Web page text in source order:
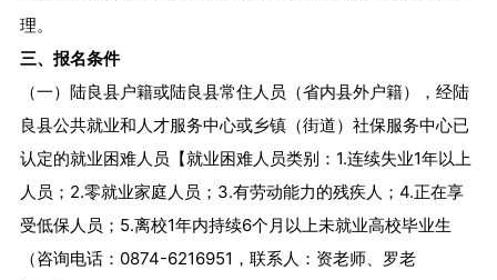
理。
三、 报名条件
（一）陆良县户籍或陆良县常住人员（省内县外户籍），经陆
良县公共就业和人才服务中心或乡镇（街道）社保服务中心已
认定的就业困难人员【就业困难人员类别：1.连续失业1年以上
人员；2.零就业家庭人员；3.有劳动能力的残疾人；4.正在享
受低保人员；5.离校1年内持续6个月以上未就业高校毕业生
（咨询电话：0874-6216951，联系人：资老师、罗老